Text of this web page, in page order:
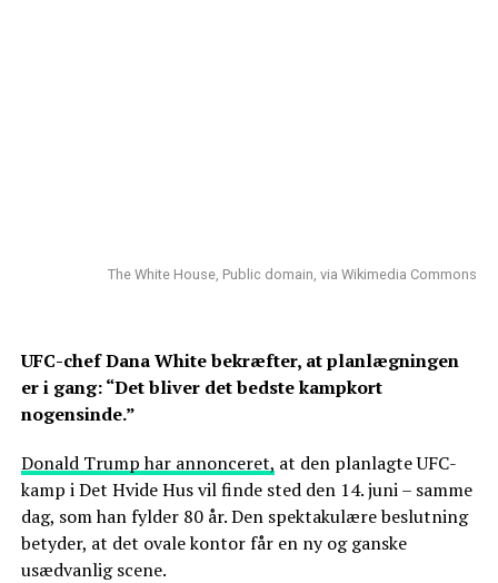
The White House, Public domain, via Wikimedia Commons
UFC-chef Dana White bekræfter, at planlægningen
er i gang: “Det bliver det bedste kampkort
nogensinde.”
Donald Trump har annonceret, at den planlagte UFC-
kamp i Det Hvide Hus vil finde sted den 14. juni – samme
dag, som han fylder 80 år. Den spektakulære beslutning
betyder, at det ovale kontor får en ny og ganske
usædvanlig scene.